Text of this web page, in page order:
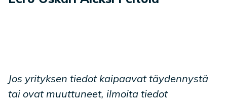
Jos yrityksen tiedot kaipaavat täydennystä
tai ovat muuttuneet, ilmoita tiedot